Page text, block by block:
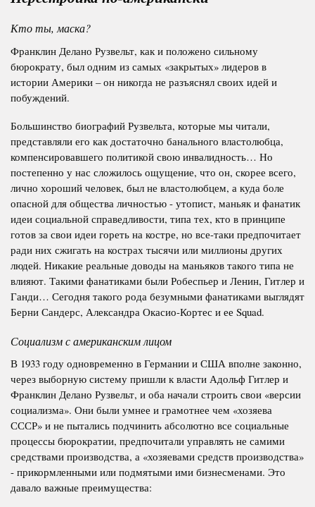
Кто ты, маска?
Франклин Делано Рузвельт, как и положено сильному
бюрократу, был одним из самых «закрытых» лидеров в
истории Америки – он никогда не разъяснял своих идей и
побуждений.
Большинство биографий Рузвельта, которые мы читали,
представляли его как достаточно банального властолюбца,
компенсировавшего политикой свою инвалидность… Но
постепенно у нас сложилось ощущение, что он, скорее всего,
лично хороший человек, был не властолюбцем, а куда боле
опасной для общества личностью - утопист, маньяк и фанатик
идеи социальной справедливости, типа тех, кто в принципе
готов за свои идеи гореть на костре, но все-таки предпочитает
ради них сжигать на кострах тысячи или миллионы других
людей. Никакие реальные доводы на маньяков такого типа не
влияют. Такими фанатиками были Робеспьер и Ленин, Гитлер и
Ганди… Сегодня такого рода безумными фанатиками выглядят
Берни Сандерс, Александра Окасио-Кортес и ее Squad.
Социализм с американским лицом
В 1933 году одновременно в Германии и США вполне законно,
через выборную систему пришли к власти Адольф Гитлер и
Франклин Делано Рузвельт, и оба начали строить свои «версии
социализма». Они были умнее и грамотнее чем «хозяева
СССР» и не пытались подчинить абсолютно все социальные
процессы бюрократии, предпочитали управлять не самими
средствами производства, а «хозяевами средств производства»
- прикормленными или подмятыми ими бизнесменами. Это
давало важные преимущества: